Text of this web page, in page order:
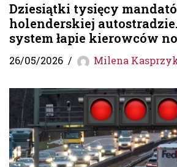
Dziesiątki tysięcy
holenderskiej
system łapie kierowców
26/05/2026 Milena